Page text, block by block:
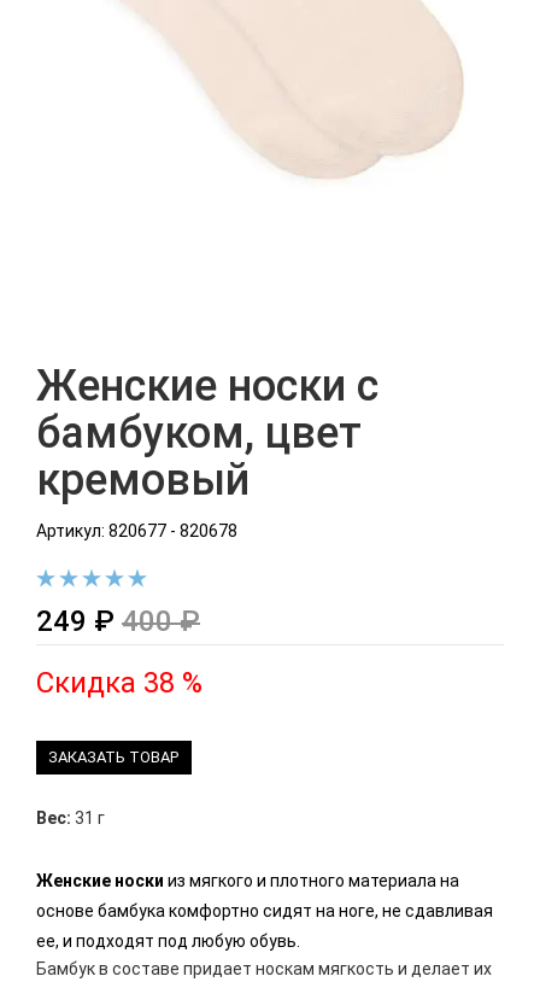
Женские носки с
бамбуком, цвет
кремовый
Артикул: 820677 - 820678
249 ₽ 400 ₽
Скидка 38 %
ЗАКАЗАТЬ ТОВАР
Вес: 31 г
Женские носки из мягкого и плотного материала на
основе бамбука комфортно сидят на ноге, не сдавливая
ее, и подходят под любую обувь.
Бамбук в составе придает носкам мягкость и делает их